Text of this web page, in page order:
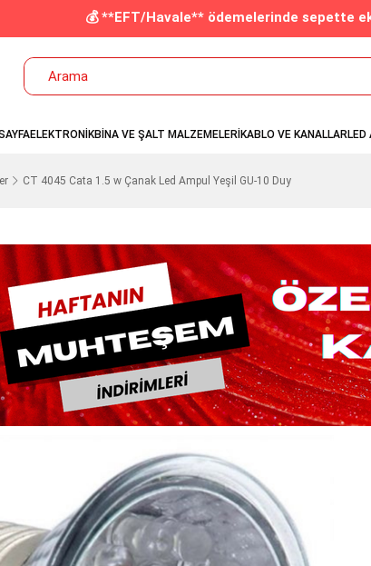
💰 **EFT/Havale** ödemelerinde sepette
ELEKTRONİKBİNA VE ŞALT MALZEMELERİKABLO VE KANALLARLED
CT 4045 Cata 1.5 w Çanak Led Ampul Yeşil GU-10 Duy